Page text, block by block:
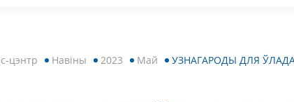
цэнтр Навiны 2023 Май УЗНАГАРОДЫ ДЛЯ